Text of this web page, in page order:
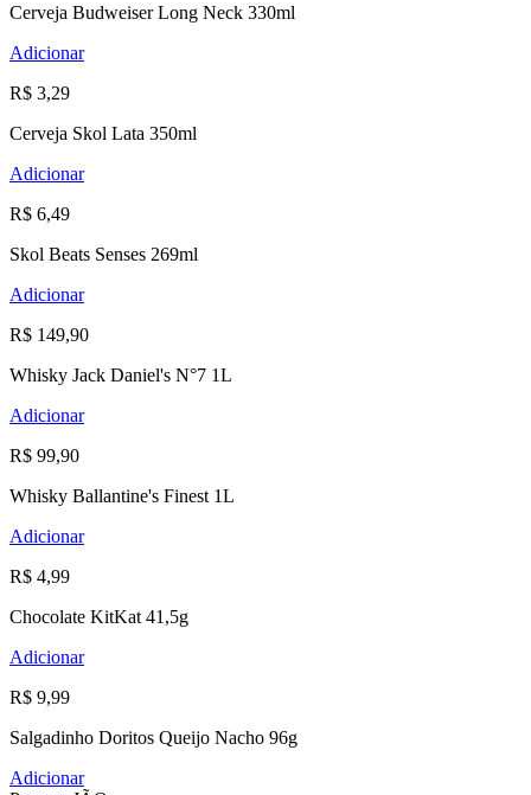
Cerveja Budweiser Long Neck 330ml
Adicionar
R$ 3,29
Cerveja Skol Lata 350ml
Adicionar
R$ 6,49
Skol Beats Senses 269ml
Adicionar
R$ 149,90
Whisky Jack Daniel's N°7 1L
Adicionar
R$ 99,90
Whisky Ballantine's Finest 1L
Adicionar
R$ 4,99
Chocolate KitKat 41,5g
Adicionar
R$ 9,99
Salgadinho Doritos Queijo Nacho 96g
Adicionar